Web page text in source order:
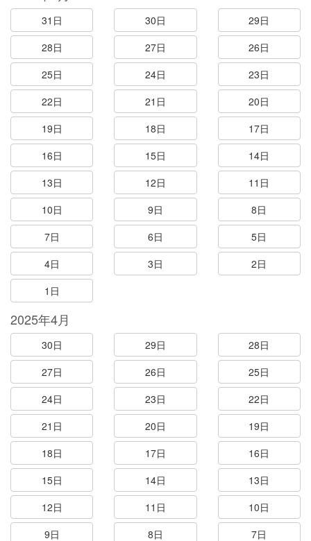
31日 30日
29日
28日
27日
26日
25日
24日
23日
22日
21日
20日
19日
18日
17日
16日
15日
14日
13日
12日
11日
10日
9日
8日
7日
6日
5日
4日
3日
2日
1日
2025年4月
30日 29日
28日
27日
26日
25日
24日
23日
22日
21日
20日
19日
18日
17日
16日
15日
14日
13日
12日
11日
10日
9日
8日
7日